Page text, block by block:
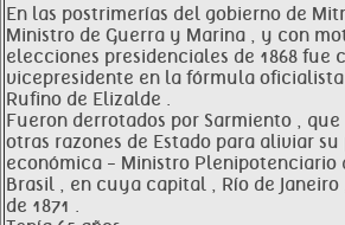
En las postrimerías del gobierno de
Ministro de Guerra y Marina , y con
elecciones presidenciales de 1868 fue
vicepresidente en la fórmula
Rufino de Elizalde .
Fueron derrotados por Sarmiento ,
otras razones de Estado para aliviar
económica - Ministro Plenipotenciario
Brasil , en cuya capital , Río de
de 1871 .